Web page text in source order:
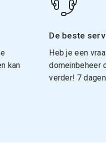
kan
De beste
Heb je een
domeinbeheer
verder! 7